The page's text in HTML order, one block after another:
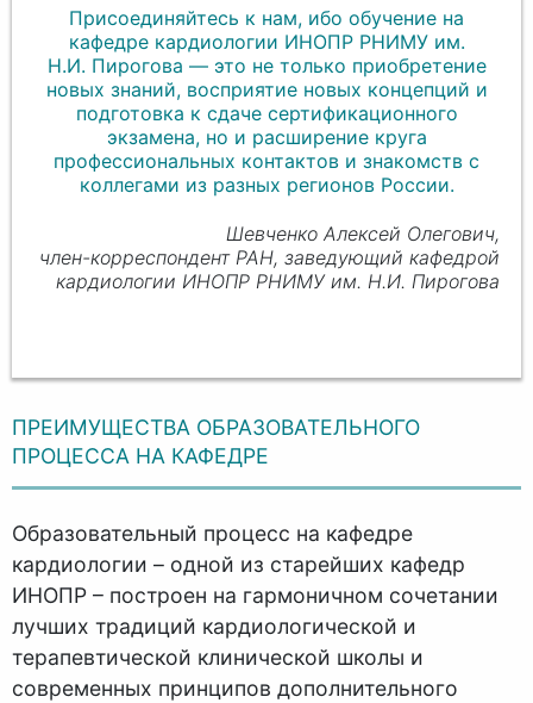
Присоединяйтесь к нам, ибо обучение на
кафедре кардиологии ИНОПР РНИМУ им.
Н.И. Пирогова — это не только приобретение
новых знаний, восприятие новых концепций и
подготовка к сдаче сертификационного
экзамена, но и расширение круга
профессиональных контактов и знакомств с
коллегами из разных регионов России.
Шевченко Алексей Олегович,
член-корреспондент РАН, заведующий кафедрой
кардиологии ИНОПР РНИМУ им. Н.И. Пирогова
ПРЕИМУЩЕСТВА ОБРАЗОВАТЕЛЬНОГО
ПРОЦЕССА НА КАФЕДРЕ
Образовательный процесс на кафедре
кардиологии – одной из старейших кафедр
ИНОПР – построен на гармоничном сочетании
лучших традиций кардиологической и
терапевтической клинической школы и
современных принципов дополнительного